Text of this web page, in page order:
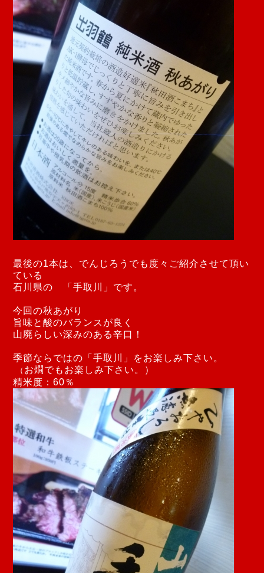
最後の1本は、 でんじろうでも度々ご紹介させて頂い
ている
石川県の 「手取川」です。
今回の秋あがり
旨味と酸のバランスが良く
山廃らしい深みのある辛口！
季節ならではの「手取川」をお楽しみ下さい。
（ お燗でもお楽しみ下さい。）
精米度：60％